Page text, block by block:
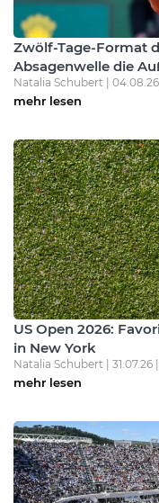
Zwölf-Tage-Format
Absagenwelle die
Natalia Schubert | 04.08.26
mehr lesen
US Open 2026:
in New York
Natalia Schubert | 31.07.26 |
mehr lesen